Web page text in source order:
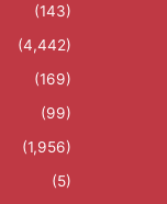
(143)
(4,442)
(169)
(99)
(1,956)
(5)